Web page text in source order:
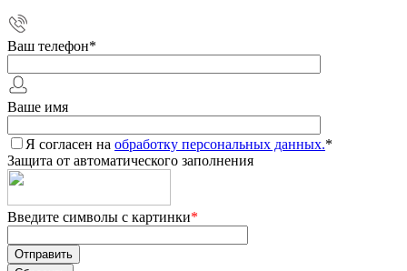
Ваш телефон*
Ваше имя
Я согласен на обработку персональных данных.*
Защита от автоматического заполнения
Введите символы с картинки*